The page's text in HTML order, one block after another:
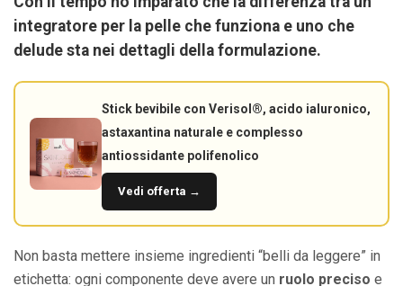
integratore per la pelle che funziona e uno che
delude sta nei dettagli della formulazione.
Stick bevibile con Verisol®, acido ialuronico,
astaxantina naturale e complesso
antiossidante polifenolico
Vedi offerta →
Non basta mettere insieme ingredienti “belli da leggere” in
etichetta: ogni componente deve avere un ruolo preciso e